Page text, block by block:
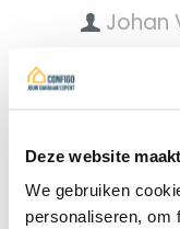
Deze website
We gebruiken
personaliseren, om
Johan
Wil je
Help ons
deze